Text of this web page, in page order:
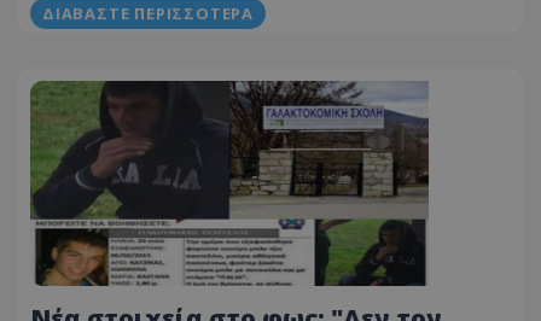
ΔΙΑΒΆΣΤΕ ΠΕΡΙΣΣΌΤΕΡΑ